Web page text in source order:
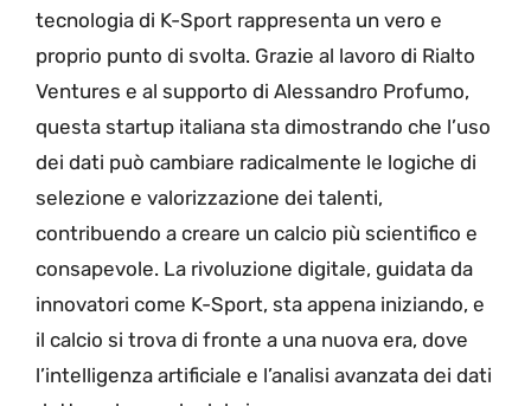
tecnologia di K-Sport rappresenta un vero e
proprio punto di svolta. Grazie al lavoro di Rialto
Ventures e al supporto di Alessandro Profumo,
questa startup italiana sta dimostrando che l’uso
dei dati può cambiare radicalmente le logiche di
selezione e valorizzazione dei talenti,
contribuendo a creare un calcio più scientifico e
consapevole. La rivoluzione digitale, guidata da
innovatori come K-Sport, sta appena iniziando, e
il calcio si trova di fronte a una nuova era, dove
l’intelligenza artificiale e l’analisi avanzata dei dati